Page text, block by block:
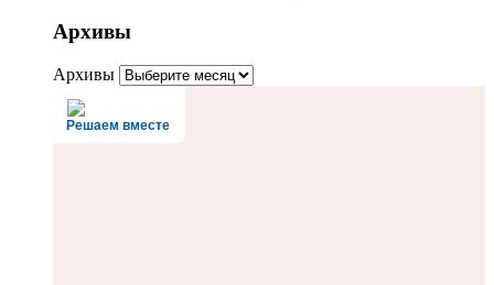
Архивы
Архивы
Решаем вместе